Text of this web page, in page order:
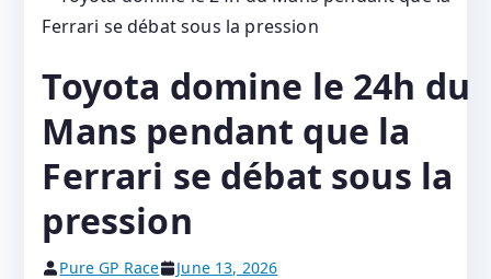
Toyota domine le 24h du
Mans pendant que la
Ferrari se débat sous la
pression
Pure GP Race
June 13, 2026